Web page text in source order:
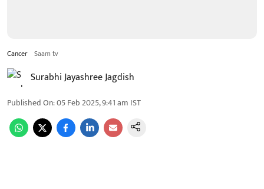
Cancer Saam tv
Surabhi Jayashree Jagdish
Published On:05 Feb 2025, 9:41 am IST